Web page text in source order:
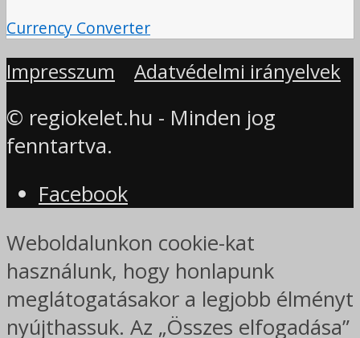
Currency Converter
Impresszum Adatvédelmi irányelvek
© regiokelet.hu - Minden jog
fenntartva.
Facebook
Weboldalunkon cookie-kat
használunk, hogy honlapunk
meglátogatásakor a legjobb élményt
nyújthassuk. Az „Összes elfogadása”